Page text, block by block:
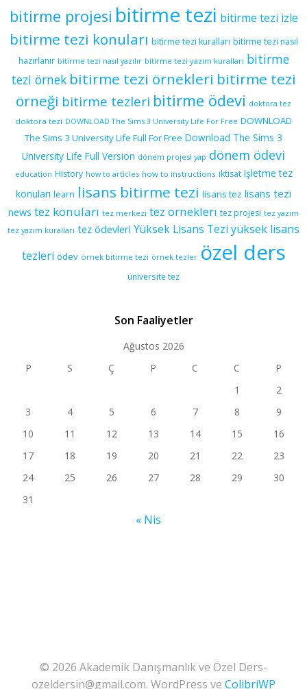
bitirme projesi bitirme tezi bitirme tezi izle
bitirme tezi konuları bitirme tezi kuralları bitirme tezi nasıl
hazırlanır bitirme tezi nasıl yazılır bitirme tezi yazım kuralları bitirme
tezi örnek bitirme tezi örnekleri bitirme tezi
örneği bitirme tezleri bitirme ödevi doktora tez
doktora tezi DOWNLOAD The Sims 3 University Life For Free DOWNLOAD
The Sims 3 University Life Full For Free Download The Sims 3
University Life Full Version dönem projesi yap dönem ödevi
education History how to articles how to instructions iktisat işletme tez
konuları learn lisans bitirme tezi lisans tez lisans tezi
news tez konuları tez merkezi tez orneklerı tez projesi tez yazım
tez yazım kuralları tez ödevleri Yüksek Lisans Tezi yüksek lisans
tezleri ödev örnek bitirme tezi örnek tezler özel ders
üniversite tez
Son Faaliyetler
Ağustos 2026
P
S Ç P C C
P
1
2
3
4 5 6 7 8
9
10
11 12 13 14 15
16
17
18 19 20 21 22
23
24
25 26 27 28 29
30
31
« Nis
© 2026 Akademik Danışmanlık ve Özel Ders-
ozeldersin@gmail.com. WordPress ve ColibriWP